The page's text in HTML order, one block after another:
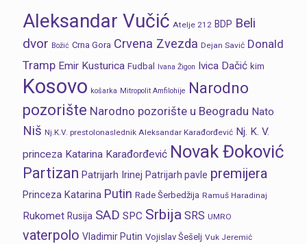
Aleksandar Vučić Atelje 212 BDP Beli
dvor Božić Crna Gora Crvena Zvezda Dejan Savić Donald
Tramp Emir Kusturica Fudbal Ivana Žigon Ivica Dačić kim
Kosovo košarka Mitropolit Amfilohije Narodno
pozorište Narodno pozorište u Beogradu Nato
Niš Nj.K.V. prestolonaslednik Aleksandar Karađorđević Nj. K. V.
princeza Katarina Karađorđević Novak Đoković
Partizan Patrijarh Irinej Patrijarh pavle premijera
Princeza Katarina Putin Rade Šerbedžija Ramuš Haradinaj
Rukomet Rusija SAD SPC Srbija SRS UMRO
vaterpolo Vladimir Putin Vojislav Šešelj Vuk Jeremić